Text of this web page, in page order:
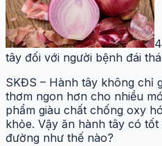
tây đối với người bệnh đái
SKĐS – Hành tây không chỉ
thơm ngon hơn cho nhiều
phẩm giàu chất chống oxy
khỏe. Vậy ăn hành tây có
đường như thế nào?